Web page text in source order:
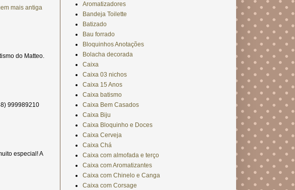
mais antiga
do Matteo.
999989210
especial! A
Aromatizadores
Bandeja Toilette
Batizado
Bau forrado
Bloquinhos Anotações
Bolacha decorada
Caixa
Caixa 03 nichos
Caixa 15 Anos
Caixa batismo
Caixa Bem Casados
Caixa Biju
Caixa Bloquinho e Doces
Caixa Cerveja
Caixa Chá
Caixa com almofada e terço
Caixa com Aromatizantes
Caixa com Chinelo e Canga
Caixa com Corsage